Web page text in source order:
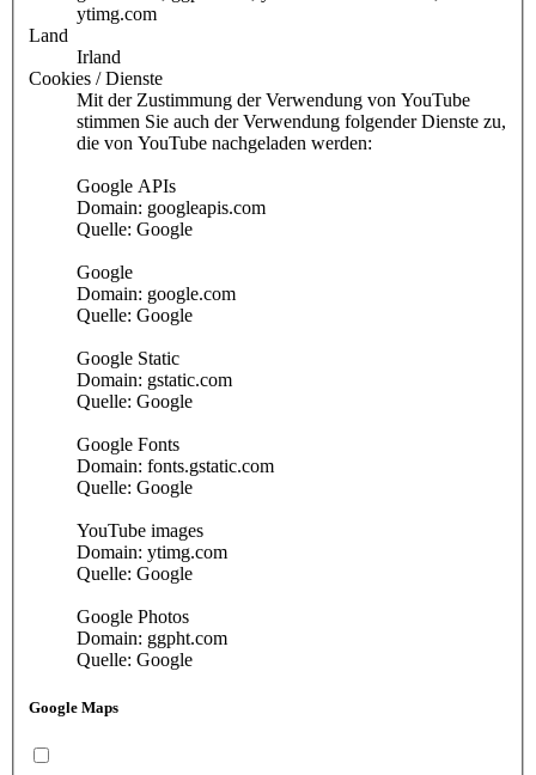
ytimg.com
Land
Irland
Cookies / Dienste
Mit der Zustimmung der Verwendung von YouTube
stimmen Sie auch der Verwendung folgender Dienste zu,
die von YouTube nachgeladen werden:
Google APIs
Domain: googleapis.com
Quelle: Google
Google
Domain: google.com
Quelle: Google
Google Static
Domain: gstatic.com
Quelle: Google
Google Fonts
Domain: fonts.gstatic.com
Quelle: Google
YouTube images
Domain: ytimg.com
Quelle: Google
Google Photos
Domain: ggpht.com
Quelle: Google
Google Maps